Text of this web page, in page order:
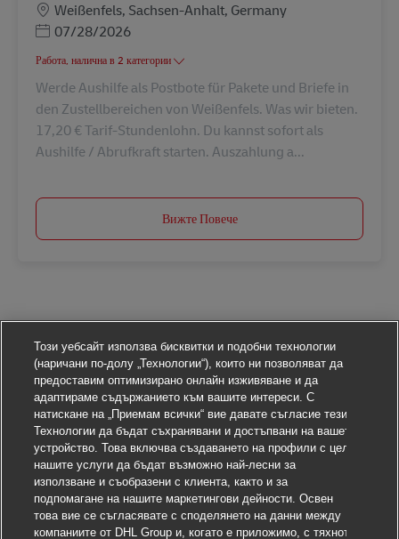
Местоположение
Weißenfels, Sachsen-Anhalt, Germany
Posted Date
07/28/2026
Работа, налична в 2 категории
Werde Aushilfe als Postbote für Pakete und Briefe in
den Zustellbereichen von Weißenfels. Was wir bieten.
17,20 € Tarif-Stundenlohn. Du kannst sofort als
Aushilfe / Abrufkraft starten. Auszahlung a...
Вижте Повече
Този уебсайт използва бисквитки и подобни технологии
(наричани по-долу „Технологии“), които ни позволяват да
предоставим оптимизирано онлайн изживяване и да
адаптираме съдържанието към вашите интереси. С
натискане на „Приемам всички“ вие давате съгласие тези
Технологии да бъдат съхранявани и достъпвани на вашето
устройство. Това включва създаването на профили с цел
нашите услуги да бъдат възможно най-лесни за
използване и съобразени с клиента, както и за
подпомагане на нашите маркетингови дейности. Освен
това вие се съгласявате с споделянето на данни между
компаниите от DHL Group и, когато е приложимо, с тяхното